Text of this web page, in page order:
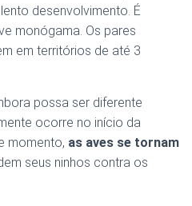
desenvolvimento. É
monógama. Os pares
em territórios de até 3
possa ser diferente
ocorre no início da
momento, as aves se tornam
seus ninhos contra os